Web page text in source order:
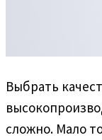
Выбрать
сложно. Мало